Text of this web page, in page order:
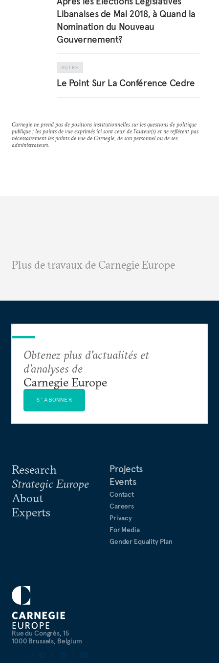
Libanaises de Mai 2018, à Quand la
Nomination du Nouveau
Gouvernement?
AUTRE
Le Point Sur La Conférence Cedre
Carnegie ne prend pas de positions institutionnelles sur les questions de politique
publique ; les points de vue exprimés ici sont ceux de l'auteur(s) et ne reflètent pas
nécessairement les points de vue de Carnegie, de son personnel ou de ses
administrateurs.
Plus de travaux de Carnegie Europe
Rue du Congrès, 15
1000 Brussels, Belgium
Research
Strategic Europe
About
Experts
Projects
Events
Contact
Careers
Privacy
For Media
Gender Equality Plan
Obtenez plus d'actualités et
d'analyses de
Carnegie Europe
S'ABONNER